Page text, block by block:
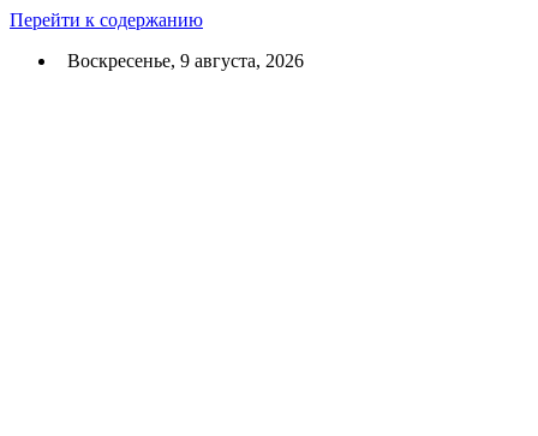
Перейти к содержанию
Воскресенье, 9 августа, 2026